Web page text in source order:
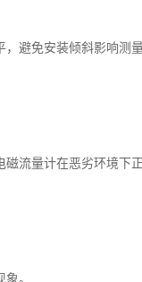
避免安装倾斜影响测量
流量计在恶劣环境下正
。